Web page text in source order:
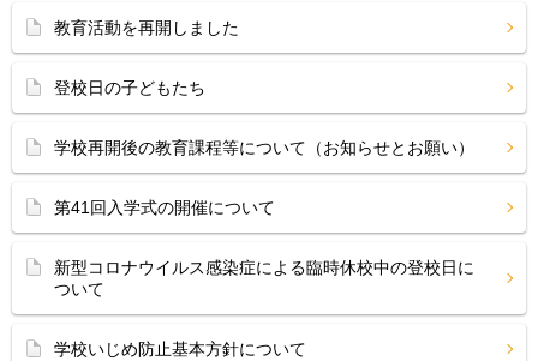
教育活動を再開しました
登校日の子どもたち
学校再開後の教育課程等について（お知らせとお願い）
第41回入学式の開催について
新型コロナウイルス感染症による臨時休校中の登校日に
ついて
学校いじめ防止基本方針について